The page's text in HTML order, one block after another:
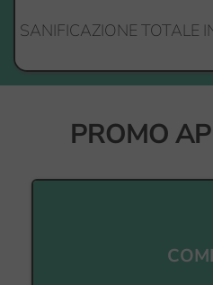
SANIFICAZIONE TOTALE
PROMO